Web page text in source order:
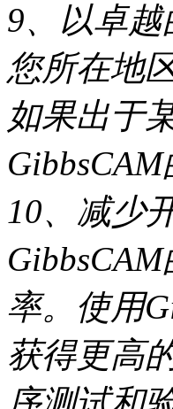
9、以卓
您所在地
如果出于
10、减少
率。使用
获得更高